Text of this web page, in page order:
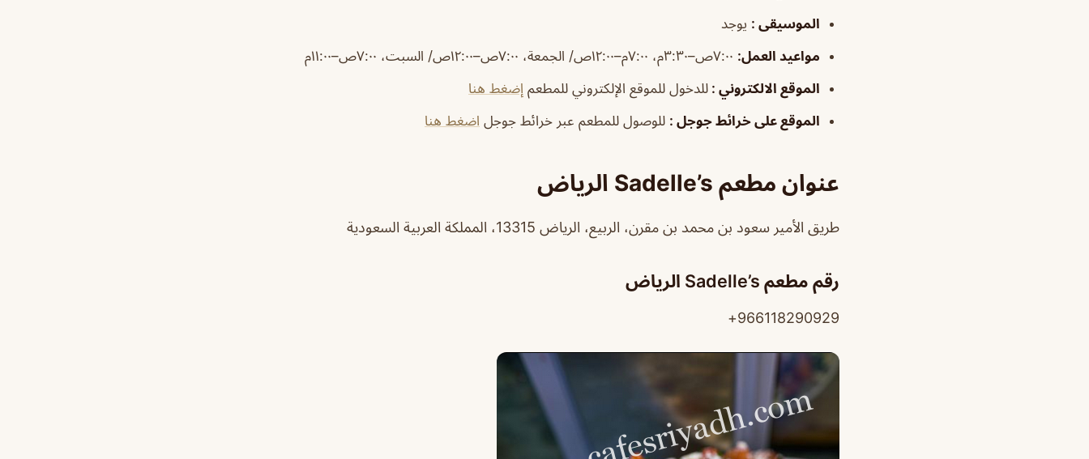
الموسيقى : يوجد
مواعيد العمل:
الموقع الالكتروني : للدخول للموقع الإلكتروني للمطعم إضغط هنا
الموقع على خرائط جوجل : للوصول للمطعم عبر خرائط جوجل اضغط هنا
عنوان مطعم Sadelle’s الرياض
طريق الأمير سعود بن محمد بن مقرن، الربيع، الرياض 13315، المملكة العربية السعودية
رقم مطعم Sadelle’s الرياض
966118290929+